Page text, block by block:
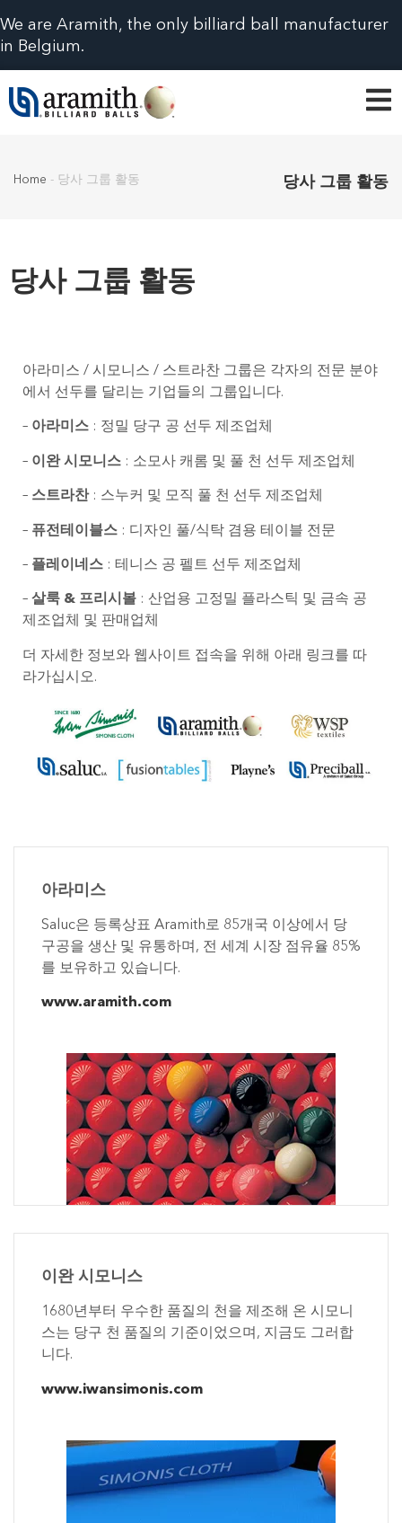
We are Aramith, the only billiard ball manufacturer
in Belgium.
Home - 당사 그룹 활동 당사 그룹 활동
당사 그룹 활동
아라미스 / 시모니스 / 스트라찬 그룹은 각자의 전문 분야
에서 선두를 달리는 기업들의 그룹입니다.
– 아라미스 : 정밀 당구 공 선두 제조업체
– 이완 시모니스 : 소모사 캐롬 및 풀 천 선두 제조업체
– 스트라찬 : 스누커 및 모직 풀 천 선두 제조업체
– 퓨전테이블스 : 디자인 풀/식탁 겸용 테이블 전문
– 플레이네스 : 테니스 공 펠트 선두 제조업체
– 살룩 & 프리시볼 : 산업용 고정밀 플라스틱 및 금속 공
제조업체 및 판매업체
더 자세한 정보와 웹사이트 접속을 위해 아래 링크를 따
라가십시오.
아라미스
Saluc은 등록상표 Aramith로 85개국 이상에서 당
구공을 생산 및 유통하며, 전 세계 시장 점유율 85%
를 보유하고 있습니다.
www.aramith.com
이완 시모니스
1680년부터 우수한 품질의 천을 제조해 온 시모니
스는 당구 천 품질의 기준이었으며, 지금도 그러합
니다.
www.iwansimonis.com